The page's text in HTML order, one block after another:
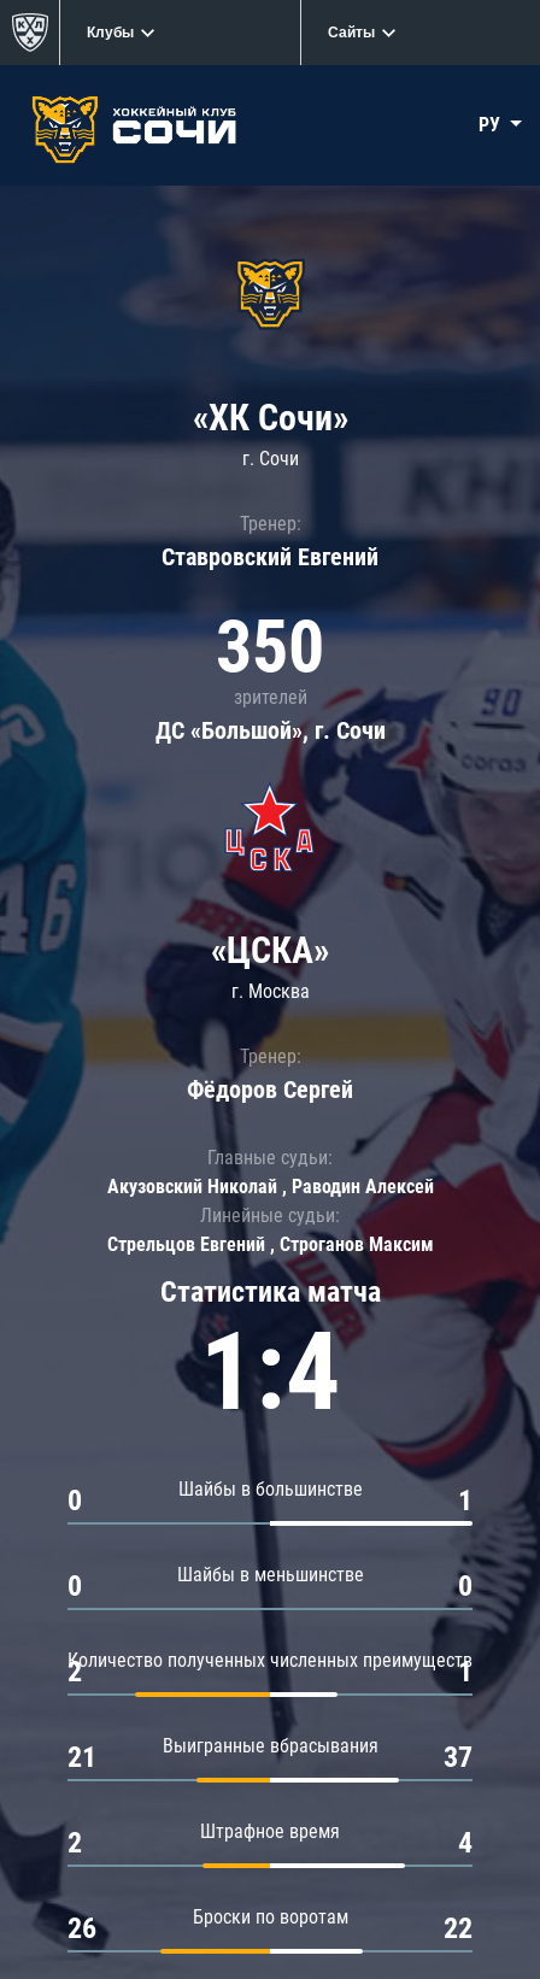
Клубы Сайты
РУ
«ХК Сочи»
г. Сочи
Тренер:
Ставровский Евгений
350
зрителей
ДС «Большой», г. Сочи
Статистика матча
1:4
Шайбы в большинстве
0 1
Шайбы в меньшинстве
0 0
Количество полученных численных преимуществ
2 1
Выигранные вбрасывания
21 37
Штрафное время
2 4
Броски по воротам
26 22
«ЦСКА»
г. Москва
Тренер:
Фёдоров Сергей
Главные судьи:
Акузовский Николай , Раводин Алексей
Линейные судьи:
Стрельцов Евгений , Строганов Максим